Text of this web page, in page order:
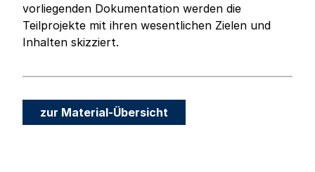
vorliegenden Dokumentation werden die
Teilprojekte mit ihren wesentlichen Zielen und
Inhalten skizziert.
zur Material-Übersicht